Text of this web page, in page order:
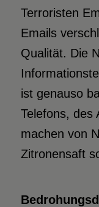
Terroristen
Emails
Qualität. Die
ist genauso
Telefons, des
machen von
Zitronensaft